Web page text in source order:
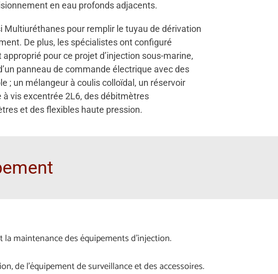
en eau profonds adjacents.
Multiuréthanes pour remplir le tuyau de dérivation
De plus, les spécialistes ont configuré
pour ce projet d’injection sous-marine,
panneau de commande électrique avec des
; un mélangeur à coulis colloïdal, un réservoir
vis excentrée 2L6, des débitmètres
et des flexibles haute pression.
maintenance des équipements d’injection.
de l’équipement de surveillance et des accessoires.